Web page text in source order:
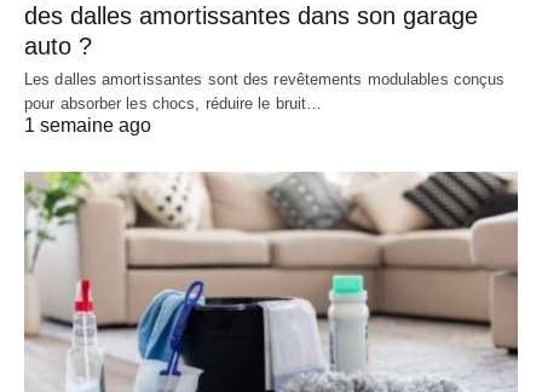
des dalles amortissantes dans son garage
auto ?
Les dalles amortissantes sont des revêtements modulables conçus
pour absorber les chocs, réduire le bruit…
1 semaine ago